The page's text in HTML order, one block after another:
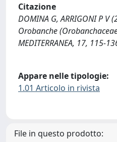
Citazione
DOMINA G, ARRIGONI P V
Orobanche
MEDITERRANEA, 17, 115-
Appare nelle tipologie:
1.01 Articolo in rivista
File in questo prodotto: